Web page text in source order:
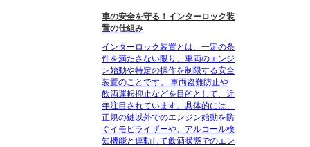
車の安全を守る！インターロック装
置の仕組み
インターロック装置とは、一定の条
件を満たさない限り、車両のエンジ
ン始動や特定の操作を制限する安全
装置のことです。 車両盗難防止や
飲酒運転抑止などを目的として、近
年注目されています。具体的には、
正規の鍵以外でのエンジン始動を防
ぐイモビライザーや、アルコール検
知機能と連動して飲酒状態でのエン